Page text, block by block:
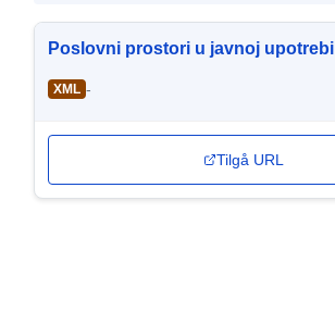
Poslovni prostori u javnoj upotrebi
XML -
Tilgå URL